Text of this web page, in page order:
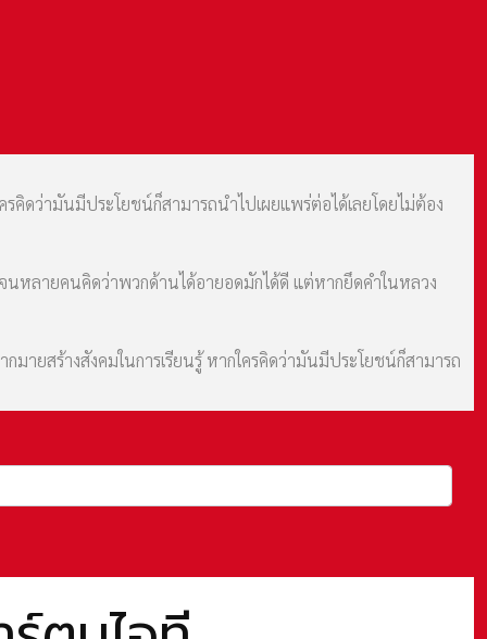
คิดว่ามันมีประโยชน์ก็สามารถนำไปเผยแพร่ต่อได้เลยโดยไม่ต้อง
หลายคนคิดว่าพวกด้านได้อายอดมักได้ดี แต่หากยึดคำในหลวง
ายสร้างสังคมในการเรียนรู้ หากใครคิดว่ามันมีประโยชน์ก็สามารถ